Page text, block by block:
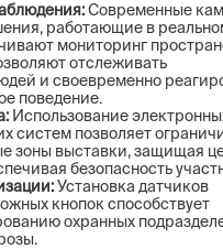
Современные
работающие в
мониторинг
отслеживать
и своевременно
поведение.
Использование
систем позволяет
зоны выставки, защищая
безопасность
Установка датчиков
кнопок способствует
охранных